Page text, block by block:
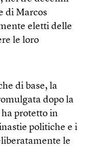
di Marcos
eletti delle
le loro
di base, la
dopo la
protetto in
politiche e i
le